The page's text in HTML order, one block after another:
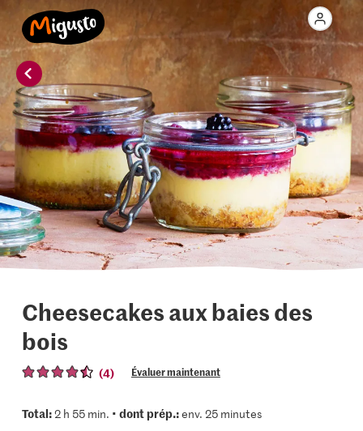
Cheesecakes aux baies des
bois
(4) Évaluer maintenant
Total:2 h 55 min. • dont prép.:env. 25 minutes